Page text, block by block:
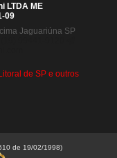
LTDA ME
09
Jaguariúna SP
de SP e outros
de 19/02/1998)